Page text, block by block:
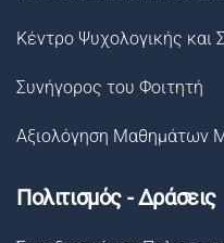
Κέντρο Ψυχολογικής και
Συνήγορος του Φοιτητή
Αξιολόγηση Μαθημάτων
Πολιτισμός - Δράσεις